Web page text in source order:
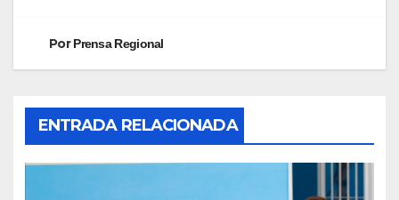
PorPrensa Regional
ENTRADA RELACIONADA